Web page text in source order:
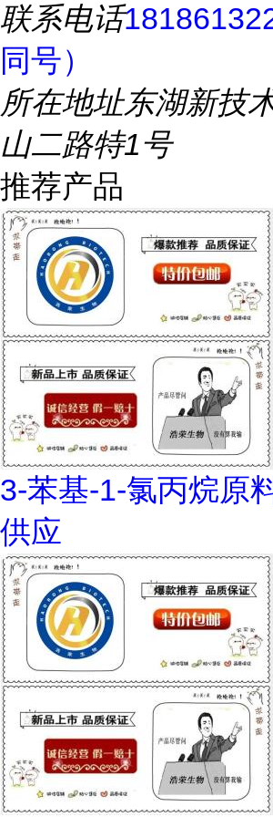
联系电话
同号）
所在地址东湖新技
山二路特1号
推荐产品
3-苯基-1-氯丙烷原
供应